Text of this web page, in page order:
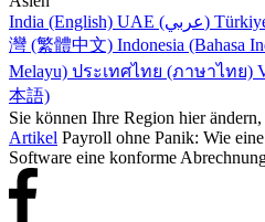
India (English)
UAE (عربي)
灣 (繁體中文) Indonesia (Bahasa
Melayu) ประเทศไทย (ภาษาไทย)
本語)
Sie können Ihre Region hier
Artikel Payroll ohne Panik: Wie
Software eine konforme